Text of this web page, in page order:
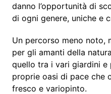
danno l’opportunità di
di ogni genere, uniche e
Un percorso meno noto,
per gli amanti della
quello tra i vari giardini e
proprie oasi di pace che
fresco e variopinto.